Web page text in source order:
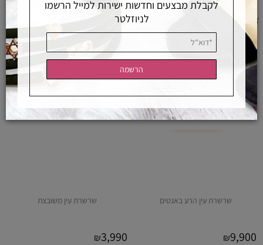
שרשרת עין הרע באגטים
₪9,900
שרשרת עין משובצת
₪3,990
לקבלת מבצעים וחדשות ישירות למייל הרשמו
לניוזלטר